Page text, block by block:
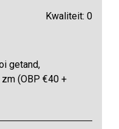
Kwaliteit: 0
getand,
(OBP €40 +